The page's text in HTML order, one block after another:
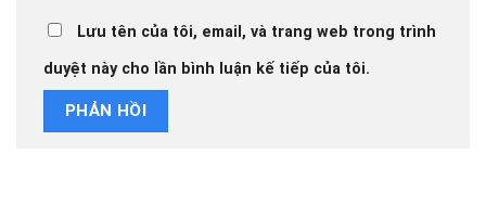
Lưu tên của tôi, email, và trang web trong trình
duyệt này cho lần bình luận kế tiếp của tôi.